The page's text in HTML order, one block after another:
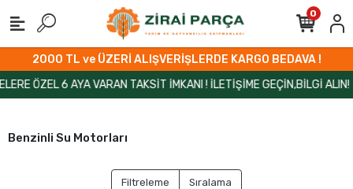
2000 TL ve ÜZERİ ALIŞVERİŞLERDE KARGO BEDAVA !
ÖZEL 6 AYA VARAN TAKSİT İMKANI ! İLETİŞİME GEÇİN,BİLGİ ALIN!
0
Benzinli Su Motorları
Filtreleme Sıralama